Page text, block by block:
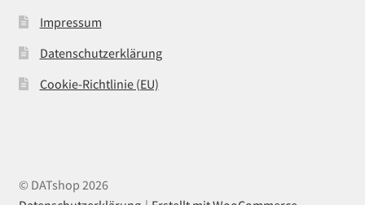
Impressum
Datenschutzerklärung
Cookie-Richtlinie (EU)
© DATshop 2026